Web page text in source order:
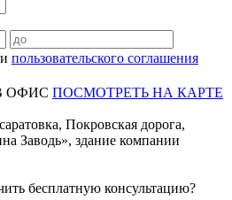
пользовательского соглашения
ОФИС ПОСМОТРЕТЬ НА КАРТЕ
Покровская дорога,
Заводь», здание компании
бесплатную консультацию?